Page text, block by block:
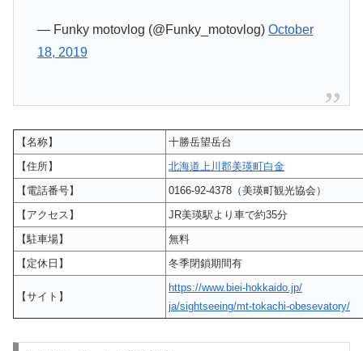
— Funky motovlog (@Funky_motovlog) October
18, 2019
【名称】
十勝岳望岳台
【住所】
北海道上川郡美瑛町白金
【電話番号】
0166-92-4378（美瑛町観光協会）
【アクセス】
JR美瑛駅より車で約35分
【駐車場】
無料
【定休日】
冬季閉鎖期間有
【サイト】
https://www.biei-hokkaido.jp/
ja/sightseeing/mt-tokachi-obesevatory/